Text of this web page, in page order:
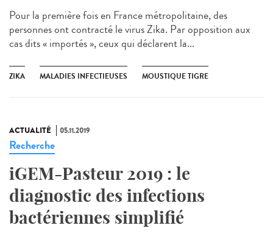
Pour la première fois en France métropolitaine, des
personnes ont contracté le virus Zika. Par opposition aux
cas dits « importés », ceux qui déclarent la...
ZIKA MALADIES INFECTIEUSES MOUSTIQUE TIGRE
ACTUALITÉ 05.11.2019
Recherche
iGEM-Pasteur 2019 : le
diagnostic des infections
bactériennes simplifié